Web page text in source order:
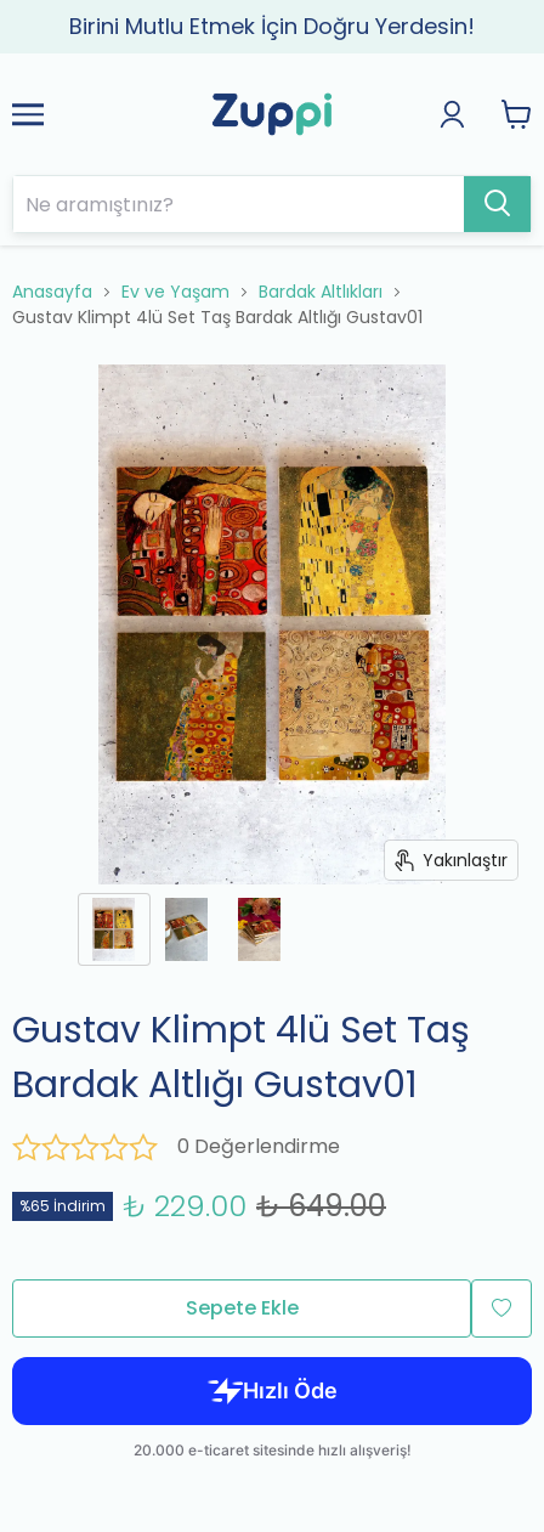
Birini Mutlu Etmek İçin Doğru Yerdesin!
Anasayfa Ev ve Yaşam
Bardak Altlıkları
Gustav Klimpt 4lü Set Taş Bardak Altlığı Gustav01
Yakınlaştır
Gustav Klimpt 4lü Set Taş
Bardak Altlığı Gustav01
0 Değerlendirme
%65 İndirim ₺ 229.00 ₺ 649.00
Sepete Ekle